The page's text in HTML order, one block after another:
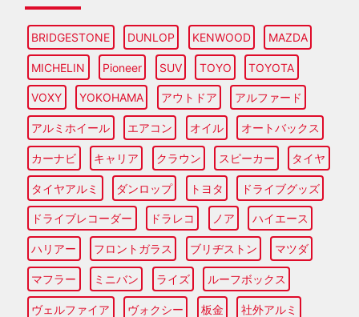
BRIDGESTONE DUNLOP KENWOOD MAZDA
MICHELIN Pioneer SUV TOYO TOYOTA
VOXY YOKOHAMA アウトドア アルファード
アルミホイール エアコン オイル オートバックス
カーナビ キャリア クラウン スピーカー タイヤ
タイヤアルミ ダンロップ トヨタ ドライブグッズ
ドライブレコーダー ドラレコ ノア ハイエース
ハリアー フロントガラス ブリヂストン マツダ
マフラー ミニバン ライズ ルーフボックス
ヴェルファイア ヴォクシー 板金 社外アルミ